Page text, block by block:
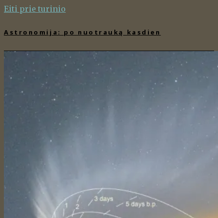
Eiti prie turinio
Astronomija: po nuotrauką kasdien